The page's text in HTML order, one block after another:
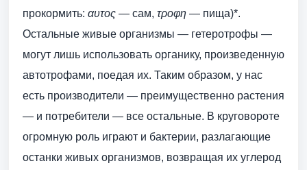
прокормить: αυτος — сам, τροφη — пища)*.
Остальные живые организмы — гетеротрофы —
могут лишь использовать органику, произведенную
автотрофами, поедая их. Таким образом, у нас
есть производители — преимущественно растения
— и потребители — все остальные. В круговороте
огромную роль играют и бактерии, разлагающие
останки живых организмов, возвращая их углерод